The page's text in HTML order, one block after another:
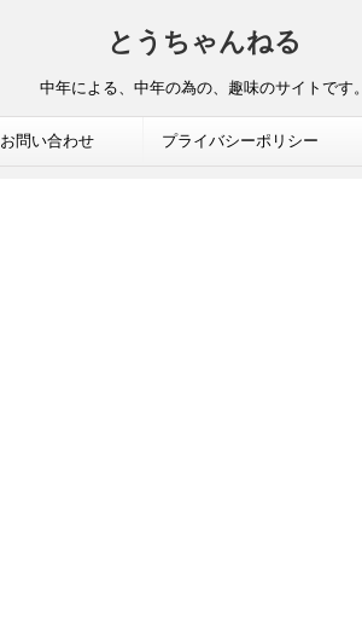
とうちゃんねる
中年による、中年の為の、趣味のサイトです。
お問い合わせ プライバシーポリシー